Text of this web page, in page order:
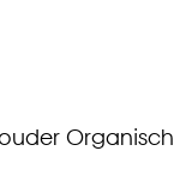
Organisch